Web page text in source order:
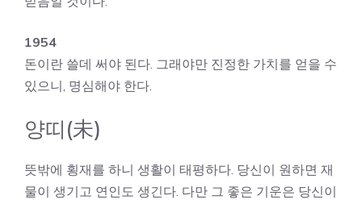
1954
돈이란 쓸데 써야 된다. 그래야만 진정한 가치를 얻을 수
있으니, 명심해야 한다.
양띠(未)
뜻밖에 횡재를 하니 생활이 태평하다. 당신이 원하면 재
물이 생기고 연인도 생긴다. 다만 그 좋은 기운은 당신이